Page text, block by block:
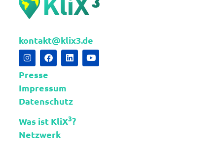
kontakt@klix3.de
Presse
Impressum
Datenschutz
Was ist KliX3?
Netzwerk